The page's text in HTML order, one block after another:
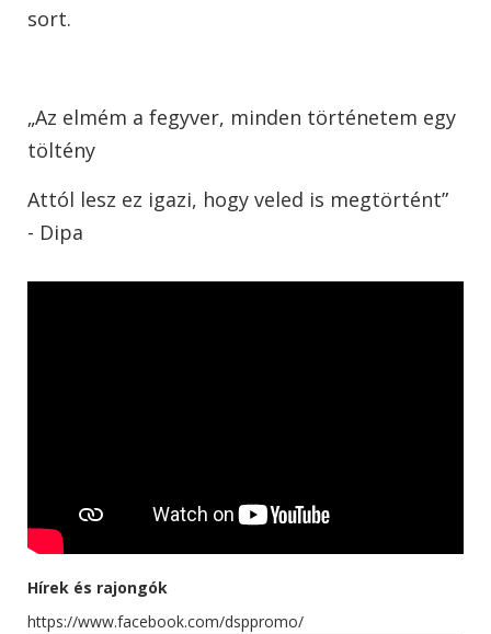
sort.
„Az elmém a fegyver, minden történetem egy
töltény
Attól lesz ez igazi, hogy veled is megtörtént”
- Dipa
Hírek és rajongók
https://www.facebook.com/dsppromo/